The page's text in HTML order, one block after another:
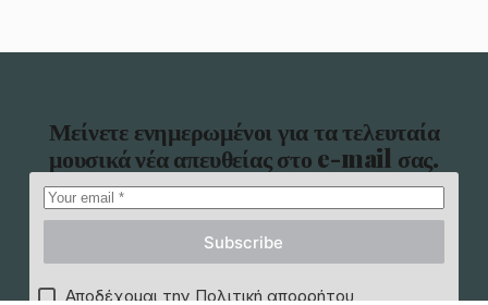
Μείνετε ενημερωμένοι για τα τελευταία
μουσικά νέα απευθείας στο e-mail σας.
Subscribe
Αποδέχομαι την Πολιτική απορρήτου